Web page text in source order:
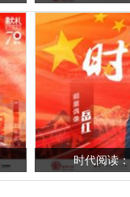
时代阅读